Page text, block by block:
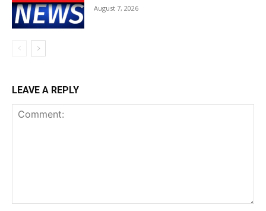
August 7, 2026
LEAVE A REPLY